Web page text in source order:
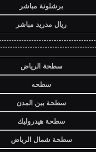
برشلونة مباشر
ريال مدريد مباشر
سطحة الرياض
سطحه
سطحة بين المدن
سطحة هيدروليك
سطحة شمال الرياض